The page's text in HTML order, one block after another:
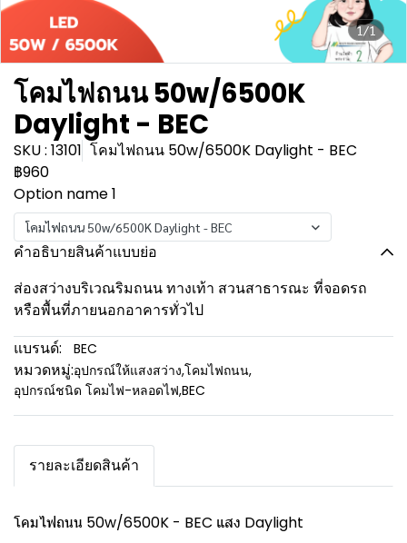
1/1
โคมไฟถนน 50w/6500K
Daylight - BEC
SKU : 13101 โคมไฟถนน 50w/6500K Daylight - BEC
฿960
Option name 1
โคมไฟถนน 50w/6500K Daylight - BEC
คำอธิบายสินค้าแบบย่อ
ส่องสว่างบริเวณริมถนน ทางเท้า สวนสาธารณะ ที่จอดรถ
หรือพื้นที่ภายนอกอาคารทั่วไป
แบรนด์:
BEC
หมวดหมู่:อุปกรณ์ให้แสงสว่าง,โคมไฟถนน,
อุปกรณ์ชนิด โคมไฟ-หลอดไฟ,BEC
รายละเอียดสินค้า
โคมไฟถนน 50w/6500K - BEC แสง Daylight